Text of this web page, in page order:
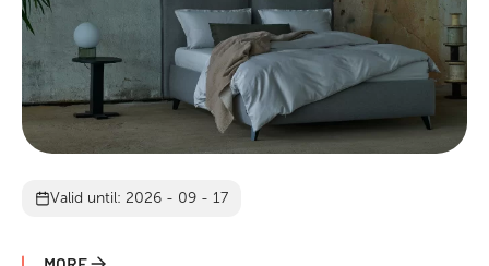
Valid until: 2026 - 09 - 17